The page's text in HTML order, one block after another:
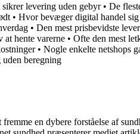
levering uden gebyr• De
• Hvor bevæger digital handel sig
• Den mest prisbevidste
at hente varerne • Ofte den mest
• Nogle enkelte netshops
beregning
en dybere forståelse af